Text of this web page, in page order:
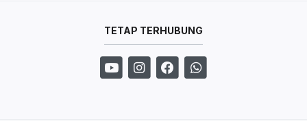
TETAP TERHUBUNG